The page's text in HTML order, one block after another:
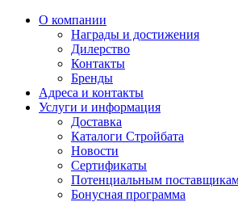
О компании
Награды и достижения
Дилерство
Контакты
Бренды
Адреса и контакты
Услуги и информация
Доставка
Каталоги Стройбата
Новости
Сертификаты
Потенциальным
Бонусная программа